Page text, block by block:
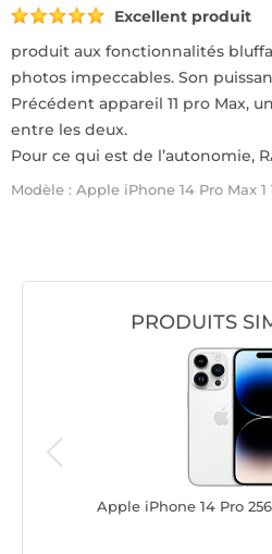
Excellent produit
produit aux fonctionnalités
photos impeccables. Son
Précédent appareil 11 pro Max,
entre les deux.
Pour ce qui est de l’autonomie,
Modèle : Apple iPhone 14 Pro Max
PRODUITS
Apple iPhone 14 Pro